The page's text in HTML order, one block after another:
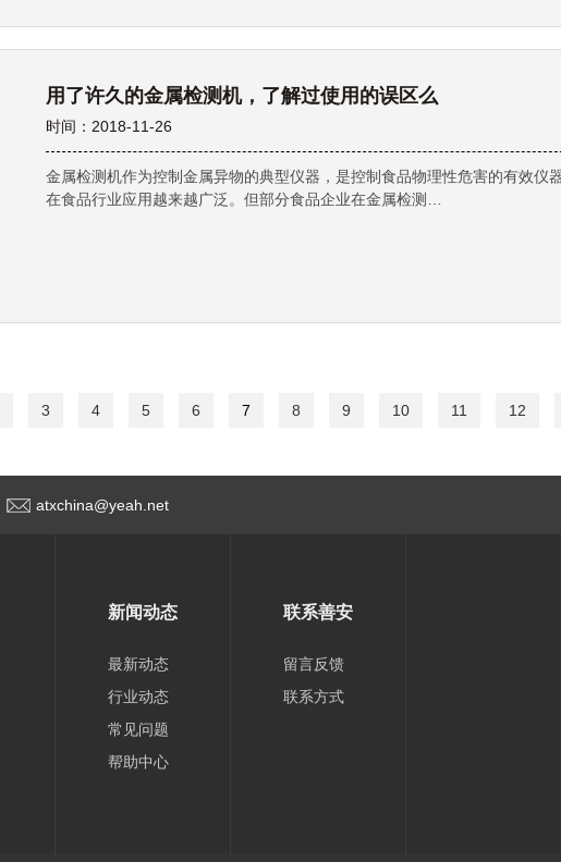
用了许久的金属检测机，了解过使用的误区么
时间：2018-11-26
金属检测机作为控制金属异物的典型仪器，是控制食品物理性危害的有效仪
在食品行业应用越来越广泛。但部分食品企业在金属检测…
3 4 5 6 7 8 9 10 11 12
atxchina@yeah.net
新闻动态
最新动态
行业动态
常见问题
帮助中心
联系善安
留言反馈
联系方式